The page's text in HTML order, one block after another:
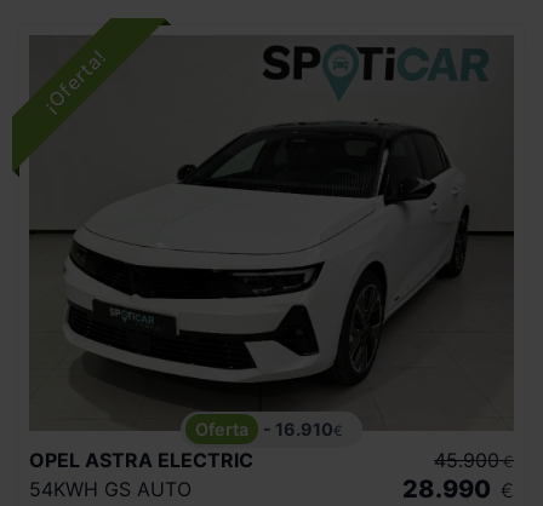
- 16.910€
OPEL ASTRA ELECTRIC
54KWH GS AUTO
45.900 €
28.990 €